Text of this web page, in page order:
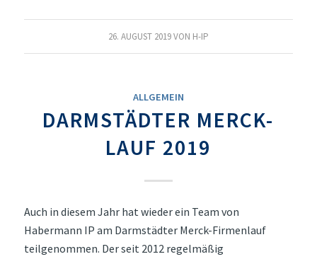
26. AUGUST 2019VON H-IP
ALLGEMEIN
DARMSTÄDTER MERCK-
LAUF 2019
Auch in diesem Jahr hat wieder ein Team von
Habermann IP am Darmstädter Merck-Firmenlauf
teilgenommen. Der seit 2012 regelmäßig